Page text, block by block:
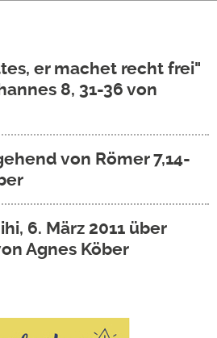
er machet recht frei"
8, 31-36 von
von Römer 7,14-
6. März 2011 über
Agnes Köber